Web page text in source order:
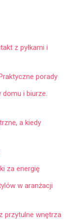
z pyłkami i
porady
domu i biurze.
a kiedy
za energię
w aranżacji
przytulne wnętrza